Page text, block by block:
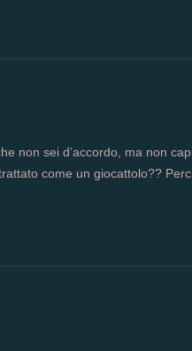
non sei d’accordo, ma non
come un giocattolo??